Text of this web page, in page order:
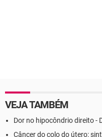
VEJA TAMBÉM
Dor no hipocôndrio direito -
Câncer do colo do útero: